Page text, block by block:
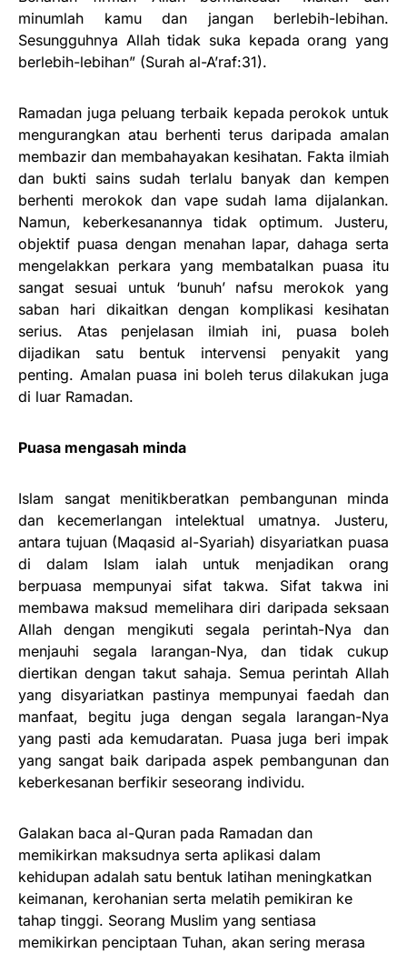
minumlah kamu dan jangan berlebih-lebihan.
Sesungguhnya Allah tidak suka kepada orang yang
berlebih-lebihan” (Surah al-A’raf:31).
Ramadan juga peluang terbaik kepada perokok untuk
mengurangkan atau berhenti terus daripada amalan
membazir dan membahayakan kesihatan. Fakta ilmiah
dan bukti sains sudah terlalu banyak dan kempen
berhenti merokok dan vape sudah lama dijalankan.
Namun, keberkesanannya tidak optimum. Justeru,
objektif puasa dengan menahan lapar, dahaga serta
mengelakkan perkara yang membatalkan puasa itu
sangat sesuai untuk ‘bunuh’ nafsu merokok yang
saban hari dikaitkan dengan komplikasi kesihatan
serius. Atas penjelasan ilmiah ini, puasa boleh
dijadikan satu bentuk intervensi penyakit yang
penting. Amalan puasa ini boleh terus dilakukan juga
di luar Ramadan.
Puasa mengasah minda
Islam sangat menitikberatkan pembangunan minda
dan kecemerlangan intelektual umatnya. Justeru,
antara tujuan (Maqasid al-Syariah) disyariatkan puasa
di dalam Islam ialah untuk menjadikan orang
berpuasa mempunyai sifat takwa. Sifat takwa ini
membawa maksud memelihara diri daripada seksaan
Allah dengan mengikuti segala perintah-Nya dan
menjauhi segala larangan-Nya, dan tidak cukup
diertikan dengan takut sahaja. Semua perintah Allah
yang disyariatkan pastinya mempunyai faedah dan
manfaat, begitu juga dengan segala larangan-Nya
yang pasti ada kemudaratan. Puasa juga beri impak
yang sangat baik daripada aspek pembangunan dan
keberkesanan berfikir seseorang individu.
Galakan baca al-Quran pada Ramadan dan
memikirkan maksudnya serta aplikasi dalam
kehidupan adalah satu bentuk latihan meningkatkan
keimanan, kerohanian serta melatih pemikiran ke
tahap tinggi. Seorang Muslim yang sentiasa
memikirkan penciptaan Tuhan, akan sering merasa